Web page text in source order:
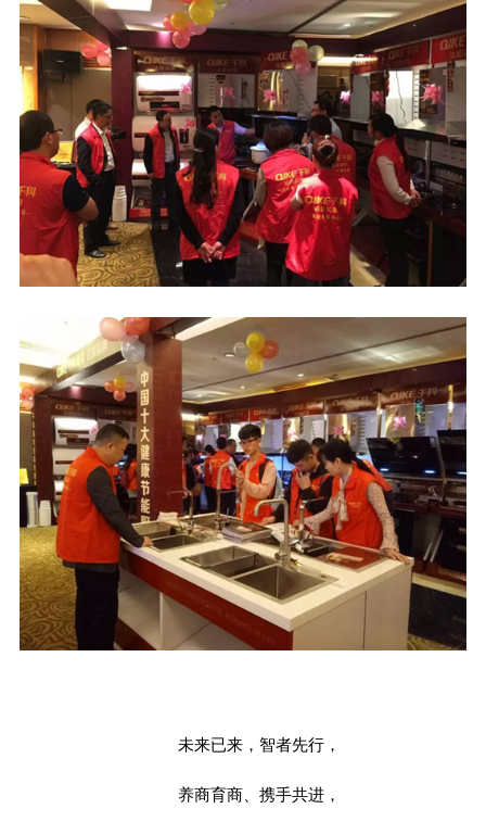
未来已来，智者先行，
养商育商、携手共进，